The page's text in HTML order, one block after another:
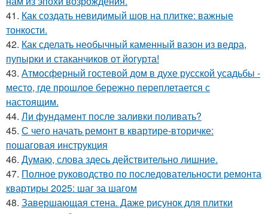
41. Как создать невидимый шов на плитке: важные
тонкости.
42. Как сделать необычный каменный вазон из ведра,
пупырки и стаканчиков от йогурта!
43. Атмосферный гостевой дом в духе русской усадьбы -
место, где прошлое бережно переплетается с
настоящим.
44. Ли фундамент после заливки поливать?
45. С чего начать ремонт в квартире-вторичке:
пошаговая инструкция
46. Думаю, слова здесь действительно лишние.
47. Полное руководство по последовательности ремонта
квартиры 2025: шаг за шагом
48. Завершающая стена. Даже рисунок для плитки